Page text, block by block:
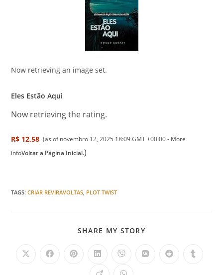
Now retrieving an image set.
Eles Estão Aqui
Now retrieving the rating.
R$ 12,58 (as of novembro 12, 2025 18:09 GMT +00:00 - More
infoVoltar a Página Inicial.)
TAGS:CRIAR REVIRAVOLTAS PLOT TWIST
SHARE MY STORY